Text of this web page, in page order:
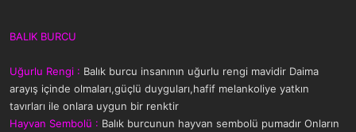
BALIK BURCU
Uğurlu Rengi : Balık burcu insanının uğurlu rengi mavidir Daima
arayış içinde olmaları,güçlü duyguları,hafif melankoliye yatkın
tavırları ile onlara uygun bir renktir
Hayvan Sembolü : Balık burcunun hayvan sembolü pumadır Onların